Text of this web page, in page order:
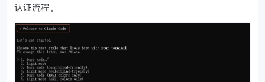
认证流程。